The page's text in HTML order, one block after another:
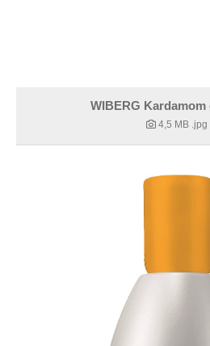
WIBERG Kardamom
4,5 MB .jpg